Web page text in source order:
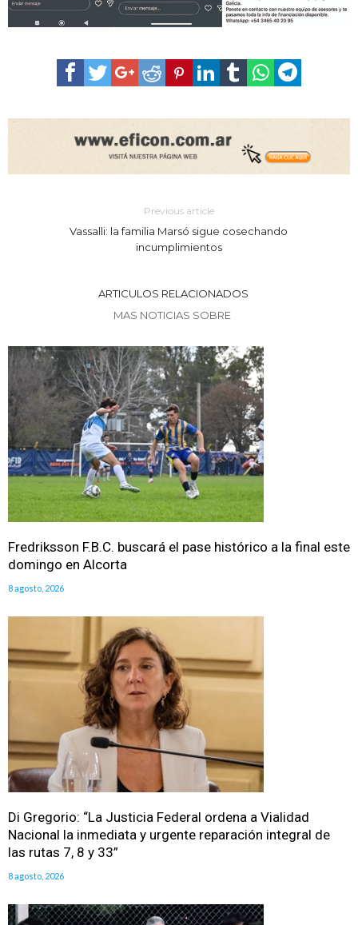
Previous article
Vassalli: la familia Marsó sigue cosechando
incumplimientos
ARTICULOS RELACIONADOS
MAS NOTICIAS SOBRE
Fredriksson F.B.C. buscará el pase histórico a la final este
domingo en Alcorta
8 agosto, 2026
Di Gregorio: “La Justicia Federal ordena a Vialidad
Nacional la inmediata y urgente reparación integral de
las rutas 7, 8 y 33”
8 agosto, 2026